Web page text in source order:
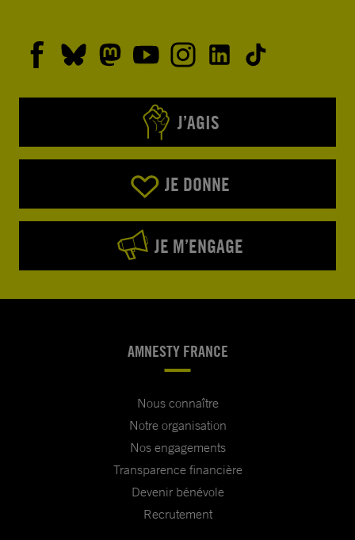
J’AGIS
JE DONNE
JE M’ENGAGE
AMNESTY FRANCE
Nous connaître
Notre organisation
Nos engagements
Transparence financière
Devenir bénévole
Recrutement